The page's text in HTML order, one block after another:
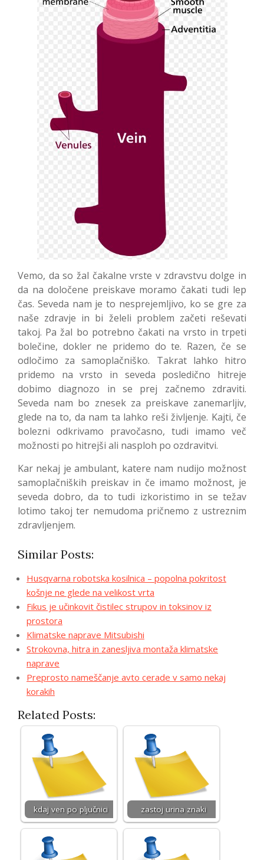
Vemo, da so žal čakalne vrste v zdravstvu dolge in
da na določene preiskave moramo čakati tudi lep
čas. Seveda nam je to nesprejemljivo, ko se gre za
naše zdravje in bi želeli problem začeti reševati
takoj. Pa žal bo potrebno čakati na vrsto in trpeti
bolečine, dokler ne pridemo do te. Razen, če se
odločimo za samoplačniško. Takrat lahko hitro
pridemo na vrsto in seveda posledično hitreje
dobimo diagnozo in se prej začnemo zdraviti.
Seveda nam bo znesek za preiskave zanemarljiv,
glede na to, da nam ta lahko reši življenje. Kajti, če
bolezni odkrivamo pravočasno, tudi imamo več
možnosti po hitrejši ali nasploh po ozdravitvi.
Kar nekaj je ambulant, katere nam nudijo možnost
samoplačniških preiskav in če imamo možnost, je
seveda dobro, da to tudi izkoristimo in se težav
lotimo takoj ter nemudoma pričnemo z ustreznim
zdravljenjem.
Similar Posts:
Husqvarna robotska kosilnica – popolna pokritost
košnje ne glede na velikost vrta
Fikus je učinkovit čistilec strupov in toksinov iz
prostora
Klimatske naprave Mitsubishi
Strokovna, hitra in zanesljiva montaža klimatske
naprave
Preprosto nameščanje avto cerade v samo nekaj
korakih
Related Posts:
kdaj ven po pljučnici zastoj urina znaki